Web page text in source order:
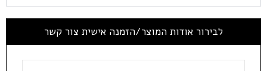
לבירור אודות המוצר/הזמנה אישית צור קשר